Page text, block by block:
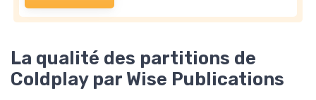
La qualité des partitions de
Coldplay par Wise Publications